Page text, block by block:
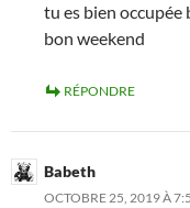
tu es bien
bon weekend
RÉPONDRE
Babeth
OCTOBRE 25, 2019 À